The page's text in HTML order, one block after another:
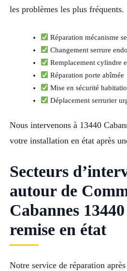
les problèmes les plus fréquents.
Réparation mécanisme
Changement serrure
Remplacement cylindre
Réparation porte abîmée
Mise en sécurité
Déplacement serrurier
Nous intervenons à 13440
votre installation en état après
Secteurs
autour de
Cabannes
remise en état
Notre service de réparation